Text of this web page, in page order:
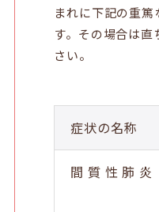
まれに下記の重
す。その場合は
さい。
症状の名称
間 質 性 肺 炎